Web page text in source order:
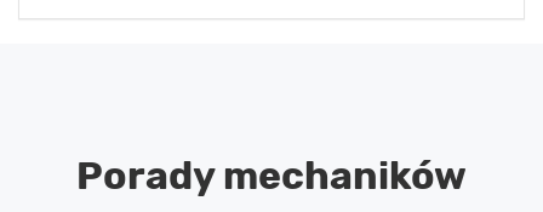
Porady mechaników